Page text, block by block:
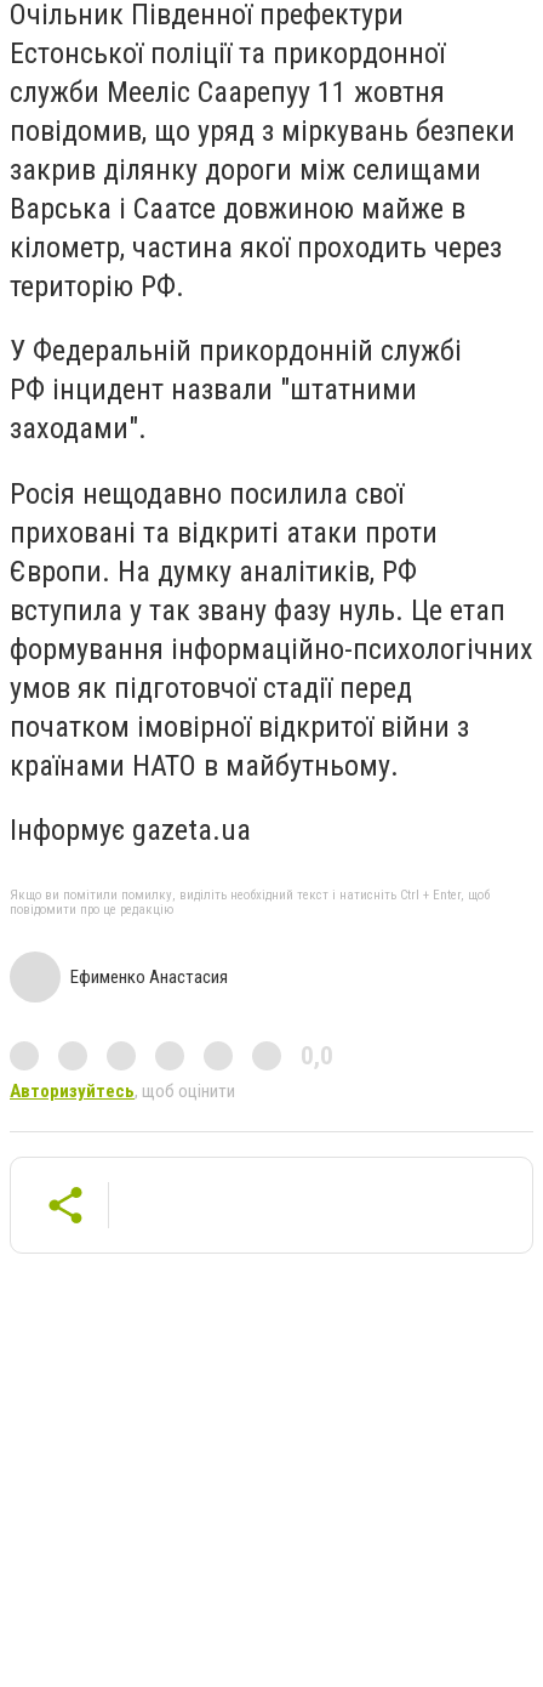
Очільник Південної префектури
Естонської поліції та прикордонної
служби Мееліс Саарепуу 11 жовтня
повідомив, що уряд з міркувань безпеки
закрив ділянку дороги між селищами
Варська і Саатсе довжиною майже в
кілометр, частина якої проходить через
територію РФ.
У Федеральній прикордонній службі
РФ інцидент назвали "штатними
заходами".
Росія нещодавно посилила свої
приховані та відкриті атаки проти
Європи. На думку аналітиків, РФ
вступила у так звану фазу нуль. Це етап
формування інформаційно-психологічних
умов як підготовчої стадії перед
початком імовірної відкритої війни з
країнами НАТО в майбутньому.
Інформує gazeta.ua
Якщо ви помітили помилку, виділіть необхідний текст і натисніть Ctrl + Enter, щоб
повідомити про це редакцію
Ефименко Анастасия
0,0
Авторизуйтесь, щоб оцінити